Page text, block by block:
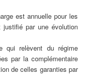
est annuelle pour les
justifié par une évolution
qui relèvent du régime
par la complémentaire
de celles garanties par